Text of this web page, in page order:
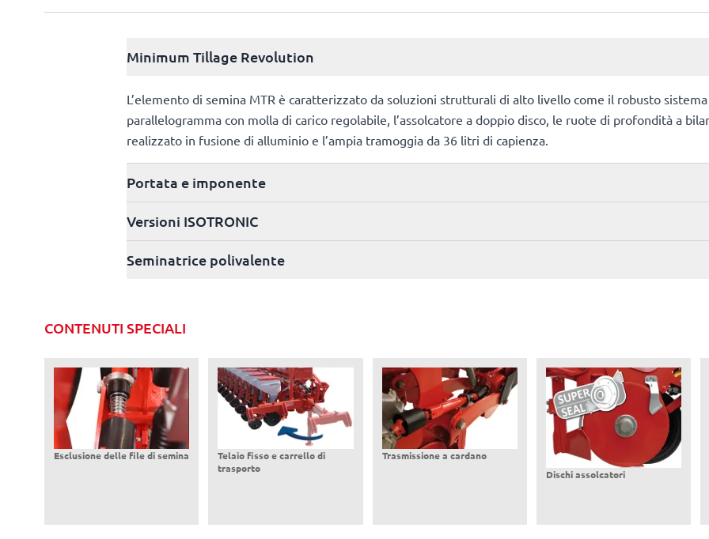
Minimum Tillage Revolution
L’elemento di semina MTR è caratterizzato da soluzioni strutturali di alto livello come il robusto
parallelogramma con molla di carico regolabile, l’assolcatore a doppio disco, le ruote di profondità a
realizzato in fusione di alluminio e l’ampia tramoggia da 36 litri di capienza.
Portata e imponente
Versioni ISOTRONIC
Seminatrice polivalente
CONTENUTI SPECIALI
Esclusione delle file di semina
Telaio fisso e carrello di
trasporto
Trasmissione a cardano
Dischi assolcatori